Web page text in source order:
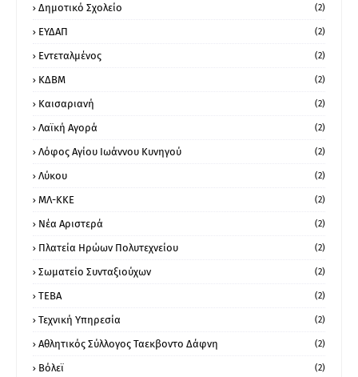
Δημοτικό Σχολείο (2)
ΕΥΔΑΠ (2)
Εντεταλμένος (2)
ΚΔΒΜ (2)
Καισαριανή (2)
Λαϊκή Αγορά (2)
Λόφος Αγίου Ιωάννου Κυνηγού (2)
Λύκου (2)
ΜΛ-ΚΚΕ (2)
Νέα Αριστερά (2)
Πλατεία Ηρώων Πολυτεχνείου (2)
Σωματείο Συνταξιούχων (2)
ΤΕΒΑ (2)
Τεχνική Υπηρεσία (2)
Αθλητικός Σύλλογος Ταεκβοντο Δάφνη (2)
Βόλεϊ (2)